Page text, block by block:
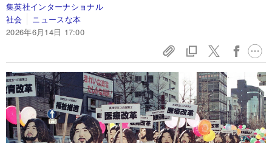
集英社インターナショナル
社会
ニュースな本
2026年6月14日 17:00